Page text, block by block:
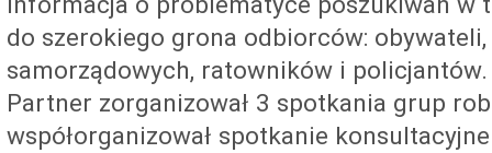
do szerokiego grona odbiorców: obywateli,
samorządowych, ratowników i policjantów.
Partner zorganizował 3 spotkania grup
współorganizował spotkanie